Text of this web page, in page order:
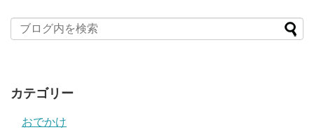
カテゴリー
おでかけ